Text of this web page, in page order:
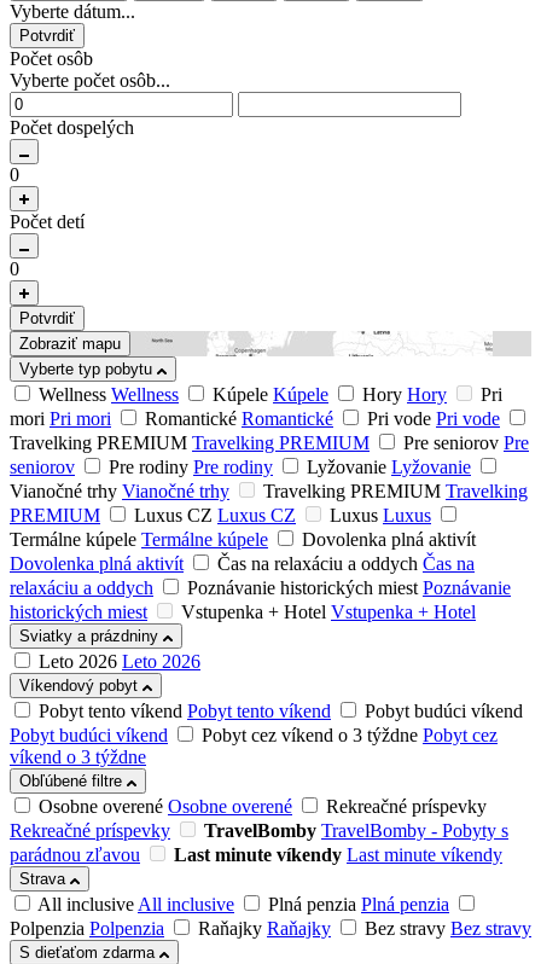
Vyberte dátum...
Potvrdiť
Počet osôb
Vyberte počet osôb...
Počet dospelých
0
Počet detí
0
Potvrdiť
Zobraziť mapu
Vyberte typ pobytu
Wellness Wellness Kúpele Kúpele Hory Hory
Pri
mori Pri mori Romantické Romantické Pri vode Pri vode
Travelking PREMIUM Travelking PREMIUM Pre seniorov Pre
seniorov
Pre rodiny Pre rodiny Lyžovanie Lyžovanie
Vianočné trhy Vianočné trhy Travelking PREMIUM Travelking
PREMIUM
Luxus CZ Luxus CZ Luxus Luxus
Termálne kúpele Termálne kúpele
Dovolenka plná aktivít
Dovolenka plná aktivít
Čas na relaxáciu a oddych Čas na
relaxáciu a oddych
Poznávanie historických miest Poznávanie
historických miest
Vstupenka + Hotel Vstupenka + Hotel
Sviatky a prázdniny
Leto 2026 Leto 2026
Víkendový pobyt
Pobyt tento víkend Pobyt tento víkend
Pobyt budúci víkend
Pobyt budúci víkend
Pobyt cez víkend o 3 týždne Pobyt cez
víkend o 3 týždne
Obľúbené filtre
Osobne overené Osobne overené
Rekreačné príspevky
Rekreačné príspevky
TravelBomby TravelBomby - Pobyty s
parádnou zľavou
Last minute víkendy Last minute víkendy
Strava
All inclusiveAll inclusive Plná penzia Plná penzia
Polpenzia Polpenzia Raňajky Raňajky Bez stravy Bez stravy
S dieťaťom zdarma